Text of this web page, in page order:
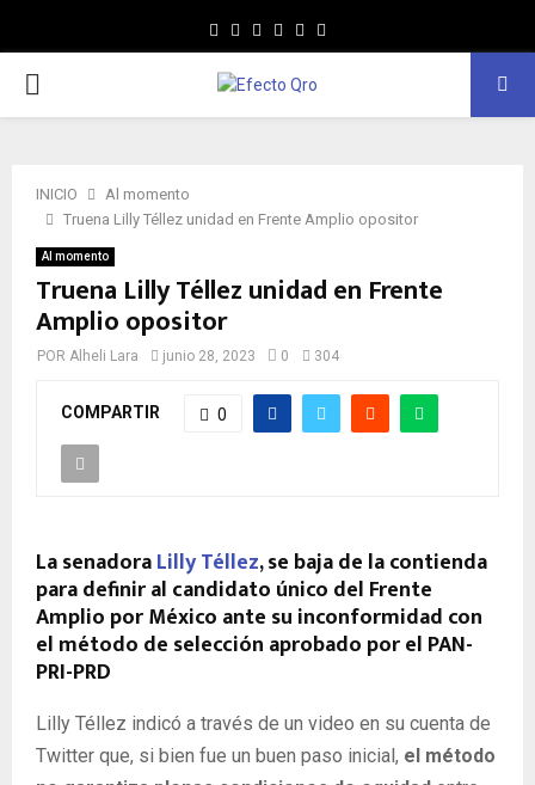
Facebook
TwitterInstagram
YoutubeWhatsapp
MENÚ
INICIO
Al momento
Truena Lilly Téllez unidad en Frente Amplio opositor
Al momento
Truena Lilly Téllez unidad en Frente
Amplio opositor
POR Alheli Lara junio 28, 2023 0 304
COMPARTIR 0
La senadoraLilly Téllez, se baja de la contienda
para definir al candidato único del Frente
Amplio por México ante su inconformidad con
el método de selección aprobado por el PAN-
PRI-PRD
Lilly Téllez indicó a través de un video en su cuenta de
Twitter que, si bien fue un buen paso inicial, el método